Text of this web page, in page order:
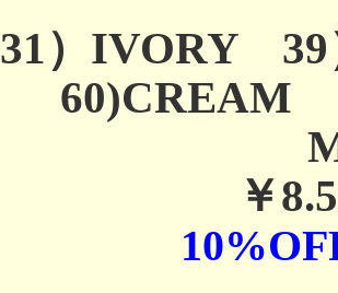
31）IVORY
60)CREAM
￥